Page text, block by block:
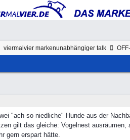
viermalvier markenunabhängiger talk
"ach so niedliche" Hunde aus der
gilt das gleiche: Vogelnest
gern erspart hätte.